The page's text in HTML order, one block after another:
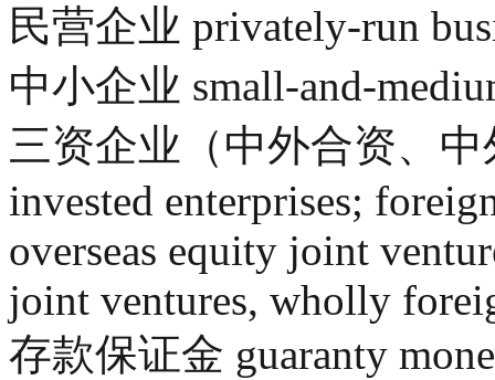
民营企业 privately-run
中小企业 small-and-
三资企业（中外合资、中
invested enterprises;
overseas equity joint
joint ventures, wholly
存款保证金 guaranty